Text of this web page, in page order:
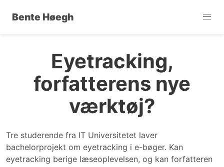
Bente Høegh
Eyetracking,
forfatterens nye
værktøj?
Tre studerende fra IT Universitetet laver
bachelorprojekt om eyetracking i e-bøger. Kan
eyetracking berige læseoplevelsen, og kan forfatteren